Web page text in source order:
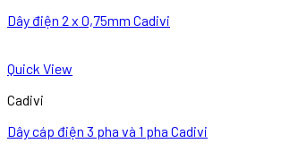
Dây điện 2 x 0,75mm Cadivi
Quick View
Cadivi
Dây cáp điện 3 pha và 1 pha Cadivi